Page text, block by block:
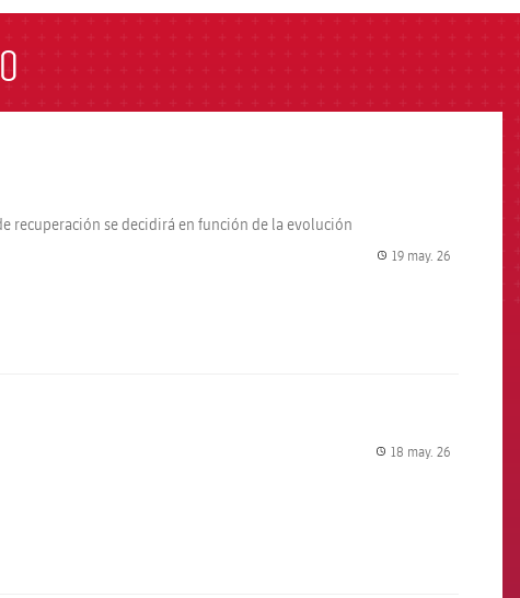
recuperación se decidirá en función de la evolución
19 may. 26
18 may. 26